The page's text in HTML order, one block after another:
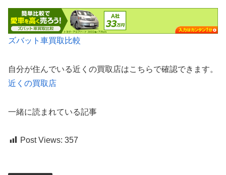
ズバット車買取比較
自分が住んでいる近くの買取店はこちらで確認できます。
近くの買取店
一緒に読まれている記事
Post Views: 357